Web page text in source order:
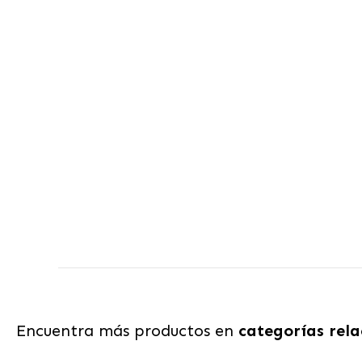
Encuentra más productos en categorías